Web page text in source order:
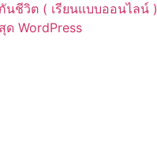
ชีวิต ( เรียนแบบออนไลน์ )
ด WordPress